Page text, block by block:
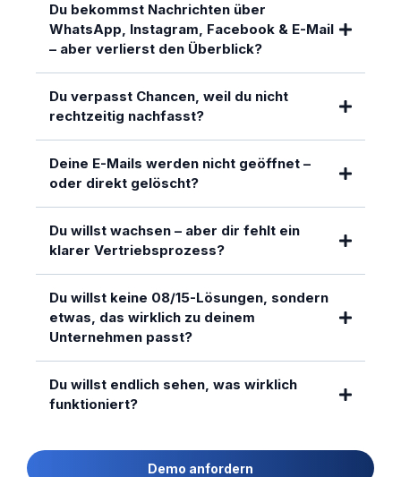
Du bekommst Nachrichten über
WhatsApp, Instagram, Facebook & E-Mail
– aber verlierst den Überblick?
Du verpasst Chancen, weil du nicht
rechtzeitig nachfasst?
Deine E-Mails werden nicht geöffnet –
oder direkt gelöscht?
Du willst wachsen – aber dir fehlt ein
klarer Vertriebsprozess?
Du willst keine 08/15-Lösungen, sondern
etwas, das wirklich zu deinem
Unternehmen passt?
Du willst endlich sehen, was wirklich
funktioniert?
Demo anfordern